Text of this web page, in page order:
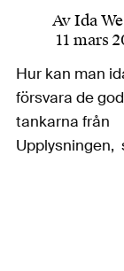
AvIda
11 mars
Hur kan man
försvara de
tankarna från
Upplysningen,